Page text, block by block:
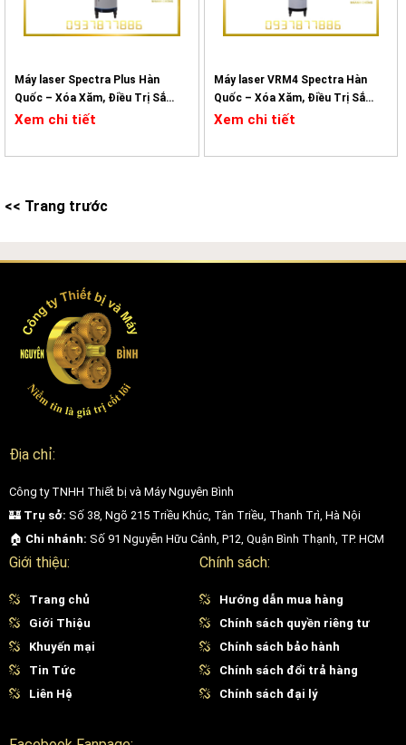
Máy laser Spectra Plus Hàn
Quốc – Xóa Xăm, Điều Trị Sắc
Tố
Xem chi tiết
Máy laser VRM4 Spectra Hàn
Quốc – Xóa Xăm, Điều Trị Sắc
Tố
Xem chi tiết
<< Trang trước
Địa chỉ:
Công ty TNHH Thiết bị và Máy Nguyên Bình
🏰 Trụ sở: Số 38, Ngõ 215 Triều Khúc, Tân Triều, Thanh Trì, Hà Nội
🏠 Chi nhánh: Số 91 Nguyễn Hữu Cảnh, P12, Quận Bình Thạnh, TP. HCM
Giới thiệu:
Trang chủ
Giới Thiệu
Khuyến mại
Tin Tức
Liên Hệ
Chính sách:
Hướng dẫn mua hàng
Chính sách quyền riêng tư
Chính sách bảo hành
Chính sách đổi trả hàng
Chính sách đại lý